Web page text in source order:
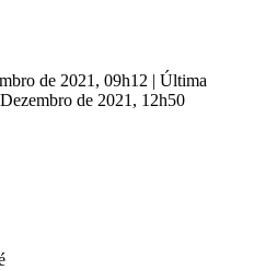
de 2021, 09h12 | Última
de 2021, 12h50